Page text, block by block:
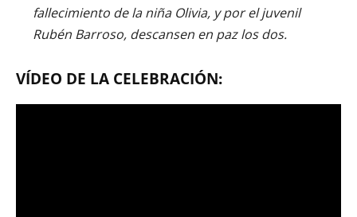
fallecimiento de la niña Olivia, y por el juvenil
Rubén Barroso, descansen en paz los dos.
VÍDEO DE LA CELEBRACIÓN: